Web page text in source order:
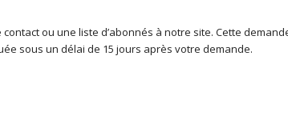
ou une liste d’abonnés à notre site. Cette
sous un délai de 15 jours après votre demande.